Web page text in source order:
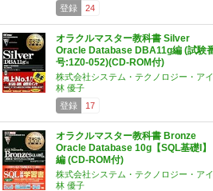
登録
24
オラクルマスター教科書 Silver
Oracle Database DBA11g編 (試験
号:1Z0-052)(CD-ROM付)
株式会社システム・テクノロジー・アイ
林 優子
登録
17
オラクルマスター教科書 Bronze
Oracle Database 10g【SQL基礎I】
編 (CD-ROM付)
株式会社システム・テクノロジー・アイ
林 優子